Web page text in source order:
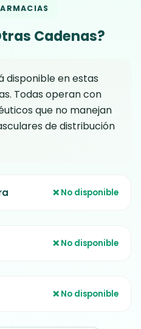
profesional de salud
no aceptan
con garantía
Cadenas?
disponible en estas
Todas operan con
que no manejan
de distribución
❌ No disponible
❌ No disponible
❌ No disponible